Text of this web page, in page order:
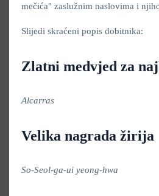
mečića" zaslužnim naslovima i
Slijedi skraćeni popis dobitnika:
Zlatni medvjed za
Alcarras
Velika nagrada žirija
So-Seol-ga-ui yeong-hwa